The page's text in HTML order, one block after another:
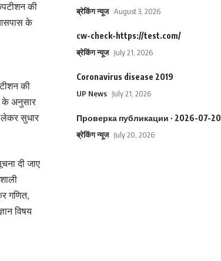
की
के
की
के अनुसार
लेकर सुधार
दी जाए
गणित,
विषय
ब्रेकिंग न्यूज August 3, 2026
cw-check-https://test.com/
ब्रेकिंग न्यूज July 21, 2026
Coronavirus disease 2019
UP News July 21, 2026
Проверка публикации · 2026-07-20
ब्रेकिंग न्यूज July 20, 2026